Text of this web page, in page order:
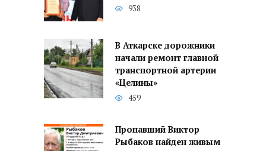
938
В Аткарске дорожники
начали ремонт главной
транспортной артерии
«Целины»
459
Пропавший Виктор
Рыбаков найден живым